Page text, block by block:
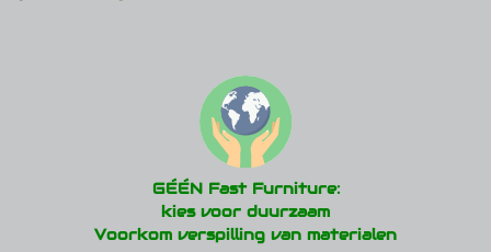
GÉÉN Fast Furniture:
kies voor duurzaam
Voorkom verspilling van materialen